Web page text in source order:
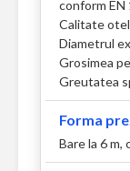
conform EN
Calitate
Diametrul
Grosimea
Greutatea
Forma
Bare la 6